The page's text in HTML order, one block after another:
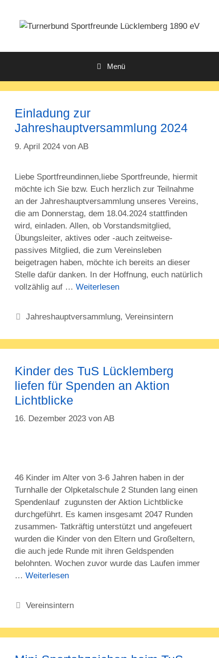
springen
Menü
Einladung zur
Jahreshauptversammlung 2024
9. April 2024 von AB
Liebe Sportfreundinnen,liebe Sportfreunde, hiermit
möchte ich Sie bzw. Euch herzlich zur Teilnahme
an der Jahreshauptversammlung unseres Vereins,
die am Donnerstag, dem 18.04.2024 stattfinden
wird, einladen. Allen, ob Vorstandsmitglied,
Übungsleiter, aktives oder -auch zeitweise-
passives Mitglied, die zum Vereinsleben
beigetragen haben, möchte ich bereits an dieser
Stelle dafür danken. In der Hoffnung, euch natürlich
vollzählig auf … Weiterlesen
Kategorien
Jahreshauptversammlung,Vereinsintern
Kinder des TuS Lücklemberg
liefen für Spenden an Aktion
Lichtblicke
16. Dezember 2023 von AB
46 Kinder im Alter von 3-6 Jahren haben in der
Turnhalle der Olpketalschule 2 Stunden lang einen
Spendenlauf zugunsten der Aktion Lichtblicke
durchgeführt. Es kamen insgesamt 2047 Runden
zusammen- Tatkräftig unterstützt und angefeuert
wurden die Kinder von den Eltern und Großeltern,
die auch jede Runde mit ihren Geldspenden
belohnten. Wochen zuvor wurde das Laufen immer
… Weiterlesen
Kategorien
Vereinsintern